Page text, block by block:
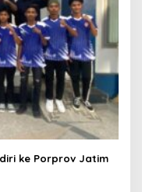
ke Porprov Jatim